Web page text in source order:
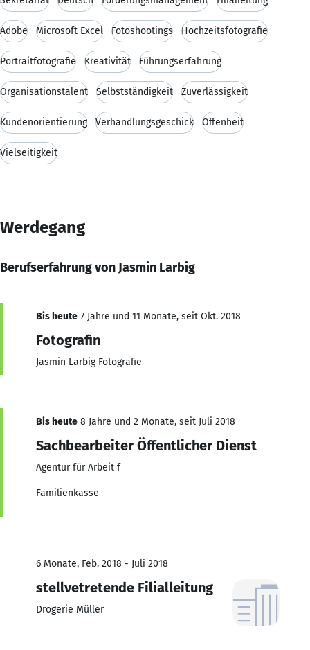
Adobe Microsoft Excel Fotoshootings Hochzeitsfotografie
Portraitfotografie Kreativität Führungserfahrung
Organisationstalent Selbstständigkeit Zuverlässigkeit
Kundenorientierung Verhandlungsgeschick Offenheit
Vielseitigkeit
Werdegang
Berufserfahrung von Jasmin Larbig
Bis heute 7 Jahre und 11 Monate, seit Okt. 2018
Fotografin
Jasmin Larbig Fotografie
Bis heute 8 Jahre und 2 Monate, seit Juli 2018
Sachbearbeiter Öffentlicher Dienst
Agentur für Arbeit f
Familienkasse
6 Monate, Feb. 2018 - Juli 2018
stellvetretende Filialleitung
Drogerie Müller